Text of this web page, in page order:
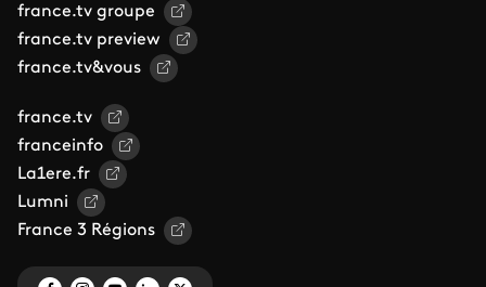
france.tv groupe
france.tv preview
france.tv&vous
france.tv
franceinfo
La1ere.fr
Lumni
France 3 Régions